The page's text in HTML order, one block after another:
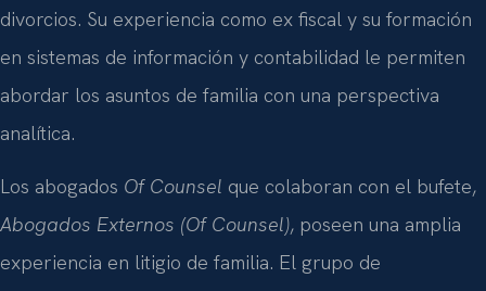
divorcios. Su experiencia como ex fiscal y su formación
en sistemas de información y contabilidad le permiten
abordar los asuntos de familia con una perspectiva
analítica.
Los abogados Of Counsel que colaboran con el bufete,
Abogados Externos (Of Counsel), poseen una amplia
experiencia en litigio de familia. El grupo de